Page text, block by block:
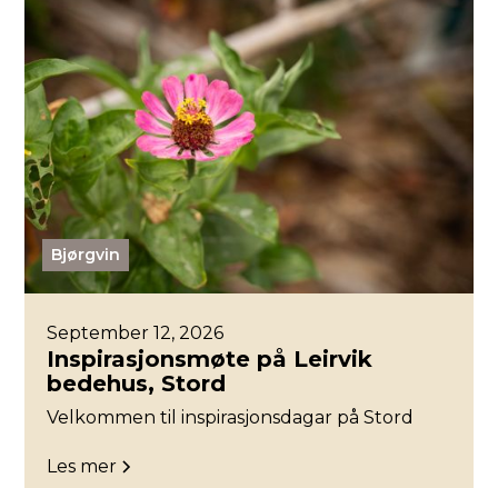
Bjørgvin
September 12, 2026
Inspirasjonsmøte på Leirvik
bedehus, Stord
Velkommen til inspirasjonsdagar på Stord
Les mer